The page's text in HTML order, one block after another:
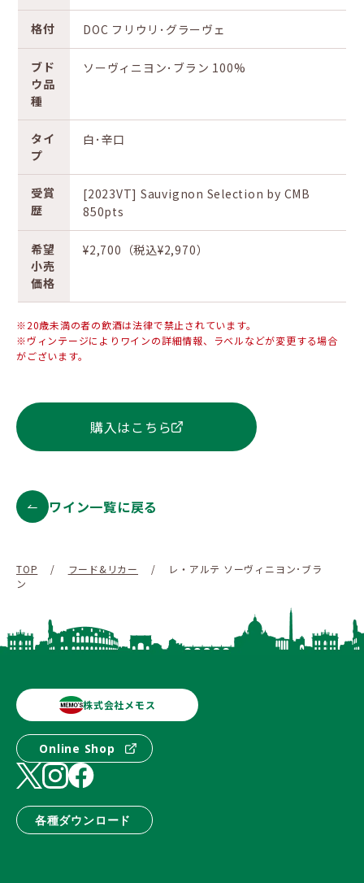
格付 DOC フリウリ･グラーヴェ
ブド
ウ品
種
ソーヴィニヨン･ブラン 100%
タイ
プ
白･辛口
受賞
歴
[2023VT] Sauvignon Selection by CMB
850pts
希望
小売
価格
¥2,700（税込¥2,970）
※20歳未満の者の飲酒は法律で禁止されています。
※ヴィンテージによりワインの詳細情報、ラベルなどが変更する場合
がございます。
購入はこちら
ワイン一覧に戻る
TOP / フード&リカー /
レ・アルテ ソーヴィニヨン･ブラ
ン
株式会社メモス
Online Shop
各種ダウンロード